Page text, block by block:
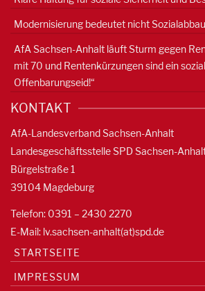
Modernisierung bedeutet nicht Sozialabbau
AfA Sachsen-Anhalt läuft Sturm gegen
mit 70 und Rentenkürzungen sind ein
Offenbarungseid!“
KONTAKT
AfA-Landesverband Sachsen-Anhalt
Landesgeschäftsstelle SPD Sachsen-
Bürgelstraße 1
39104 Magdeburg
Telefon: 0391 – 2430 2270
E-Mail: lv.sachsen-anhalt(at)spd.de
STARTSEITE
IMPRESSUM